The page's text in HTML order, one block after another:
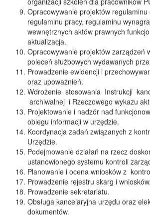
Opracowywanie projektów
regulaminu pracy, regulaminu
wewnętrznych aktów prawnych
aktualizacja.
Opracowywanie projektów zarządzeń
poleceń służbowych wydawanych
Prowadzenie ewidencji i
oraz upoważnień.
Wdrożenie stosowania Instrukcji
archiwalnej i Rzeczowego wykazu
Projektowanie i nadzór nad
obiegu informacji w urzędzie.
Koordynacja zadań związanych z
Urzędzie.
Podejmowanie działań na rzecz
ustanowionego systemu kontroli
Planowanie i ocena wniosków z
Prowadzenie rejestru skarg i wniosków.
Prowadzenie sekretariatu.
Obsługa kancelaryjna urzędu oraz
dokumentów.